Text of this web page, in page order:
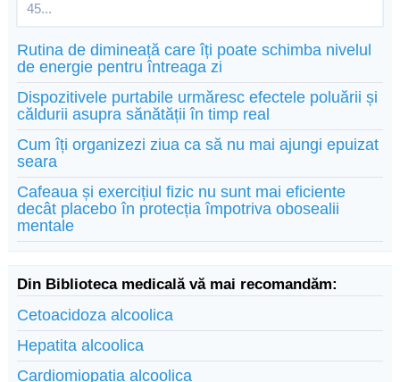
45...
Rutina de dimineață care îți poate schimba nivelul
de energie pentru întreaga zi
Dispozitivele purtabile urmăresc efectele poluării și
căldurii asupra sănătății în timp real
Cum îți organizezi ziua ca să nu mai ajungi epuizat
seara
Cafeaua și exercițiul fizic nu sunt mai eficiente
decât placebo în protecția împotriva obosealii
mentale
Din Biblioteca medicală vă mai recomandăm:
Cetoacidoza alcoolica
Hepatita alcoolica
Cardiomiopatia alcoolica